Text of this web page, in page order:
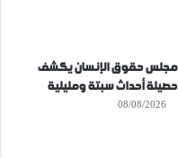
مجلس حقوق الإنسان يكشف
حصيلة أحداث سبتة ومليلية
08/08/2026